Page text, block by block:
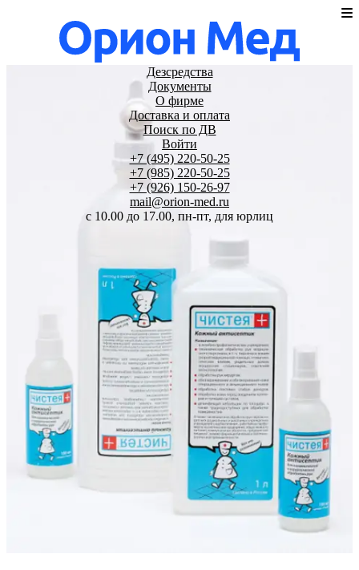
Дезсредства
Документы
О фирме
Доставка и оплата
Поиск по ДВ
Войти
+7 (495) 220-50-25
+7 (985) 220-50-25
+7 (926) 150-26-97
mail@orion-med.ru
c 10.00 до 17.00, пн-пт, для юрлиц